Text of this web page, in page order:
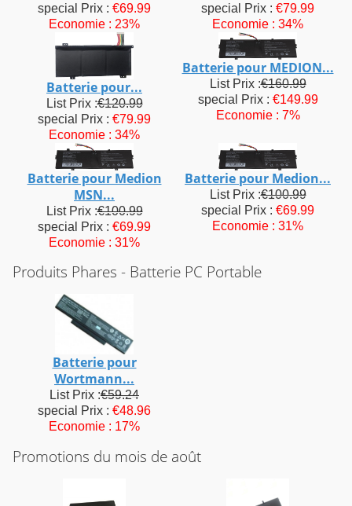
special Prix : €69.99
Economie : 23%
special Prix : €79.99
Economie : 34%
Batterie pour...
List Prix :€120.99
special Prix : €79.99
Economie : 34%
Batterie pour MEDION...
List Prix :€160.99
special Prix : €149.99
Economie : 7%
Batterie pour Medion
MSN...
List Prix :€100.99
special Prix : €69.99
Economie : 31%
Batterie pour Medion...
List Prix :€100.99
special Prix : €69.99
Economie : 31%
Produits Phares - Batterie PC Portable
Batterie pour
Wortmann...
List Prix :€59.24
special Prix : €48.96
Economie : 17%
Promotions du mois de août